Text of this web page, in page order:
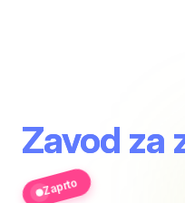
Zavod za
Zaprto